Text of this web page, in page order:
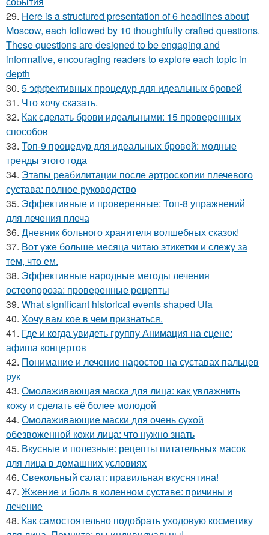
29. Here is a structured presentation of 6 headlines about
Moscow, each followed by 10 thoughtfully crafted questions.
These questions are designed to be engaging and
informative, encouraging readers to explore each topic in
depth
30. 5 эффективных процедур для идеальных бровей
31. Что хочу сказать.
32. Как сделать брови идеальными: 15 проверенных
способов
33. Топ-9 процедур для идеальных бровей: модные
тренды этого года
34. Этапы реабилитации после артроскопии плечевого
сустава: полное руководство
35. Эффективные и проверенные: Топ-8 упражнений
для лечения плеча
36. Дневник больного хранителя волшебных сказок!
37. Вот уже больше месяца читаю этикетки и слежу за
тем, что ем.
38. Эффективные народные методы лечения
остеопороза: проверенные рецепты
39. What significant historical events shaped Ufa
40. Хочу вам кое в чем признаться.
41. Где и когда увидеть группу Анимация на сцене:
афиша концертов
42. Понимание и лечение наростов на суставах пальцев
рук
43. Омолаживающая маска для лица: как увлажнить
кожу и сделать её более молодой
44. Омолаживающие маски для очень сухой
обезвоженной кожи лица: что нужно знать
45. Вкусные и полезные: рецепты питательных масок
для лица в домашних условиях
46. Свекольный салат: правильная вкуснятина!
47. Жжение и боль в коленном суставе: причины и
лечение
48. Как самостоятельно подобрать уходовую косметику